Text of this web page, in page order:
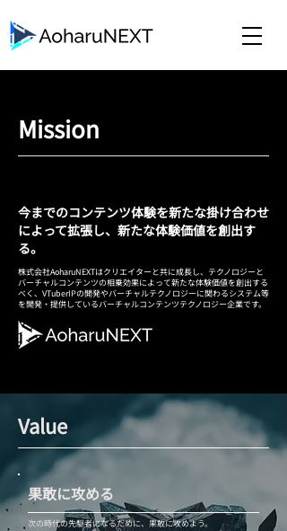
​Mission
今までのコンテンツ体験を新たな掛け合わせ
によって拡張し、新たな体験価値を創出す
る。
株式会社AoharuNEXTはクリエイターと共に成長し、テクノロジーと
バーチャルコンテンツの相乗効果によって新たな体験価値を創出する
べく、VTuberIPの開発やバーチャルテクノロジーに関わるシステム等
を開発・提供しているバーチャルコンテンツテクノロジー企業です。
Value​
​果敢に攻める
次の時代の先駆者になるために、果敢に攻めよう。